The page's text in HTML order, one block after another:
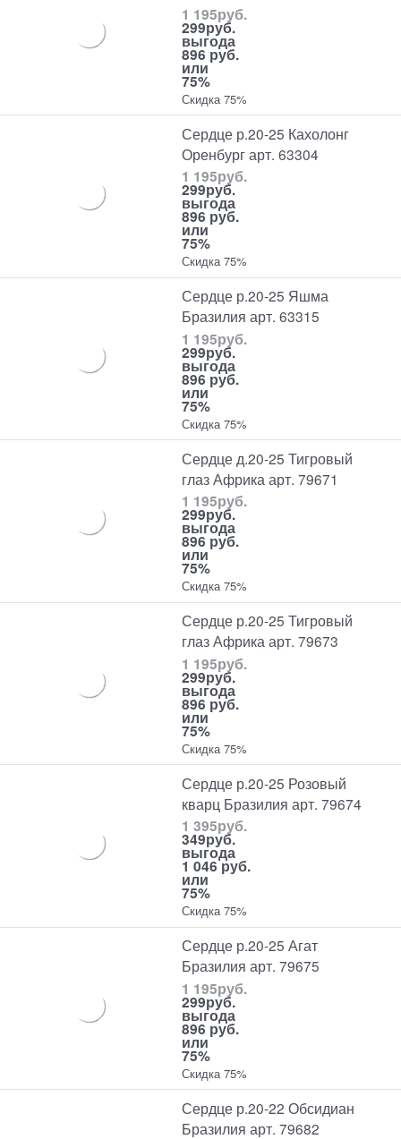
1 195руб.
299руб.
выгода
896 руб.
или
75%
Скидка 75%
Сердце р.20-25 Кахолонг
Оренбург арт. 63304
1 195руб.
299руб.
выгода
896 руб.
или
75%
Скидка 75%
Сердце р.20-25 Яшма
Бразилия арт. 63315
1 195руб.
299руб.
выгода
896 руб.
или
75%
Скидка 75%
Сердце д.20-25 Тигровый
глаз Африка арт. 79671
1 195руб.
299руб.
выгода
896 руб.
или
75%
Скидка 75%
Сердце р.20-25 Тигровый
глаз Африка арт. 79673
1 195руб.
299руб.
выгода
896 руб.
или
75%
Скидка 75%
Сердце р.20-25 Розовый
кварц Бразилия арт. 79674
1 395руб.
349руб.
выгода
1 046 руб.
или
75%
Скидка 75%
Сердце р.20-25 Агат
Бразилия арт. 79675
1 195руб.
299руб.
выгода
896 руб.
или
75%
Скидка 75%
Сердце р.20-22 Обсидиан
Бразилия арт. 79682